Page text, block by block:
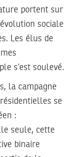
portent sur
sociale
Les élus de
s’est soulevé.
la campagne
se
:
seule, cette
binaire